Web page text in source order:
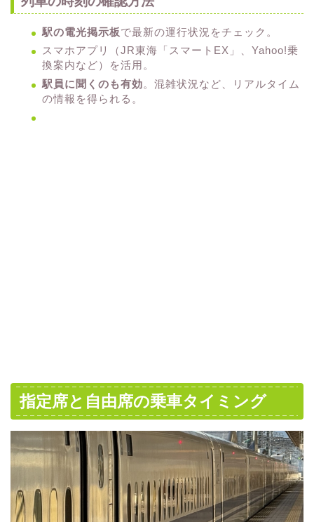
駅の電光掲示板で最新の運行状況をチェック。
スマホアプリ（JR東海「スマートEX」、Yahoo!乗
換案内など）を活用。
駅員に聞くのも有効。混雑状況など、リアルタイム
の情報を得られる。
指定席と自由席の乗車タイミング